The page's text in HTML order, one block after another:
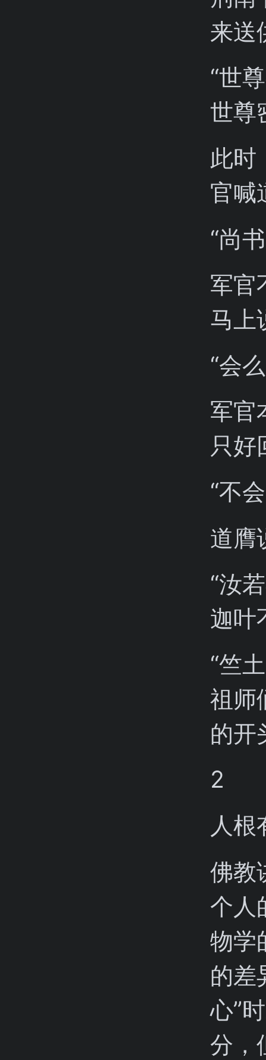
来送
“世
世尊
此时
官喊
“尚
军官
马上
“会
军官
只好
“不
道膺
“汝
迦叶
“竺
祖师
的开
2
人
佛教
个人
物学
的差
心”
分，